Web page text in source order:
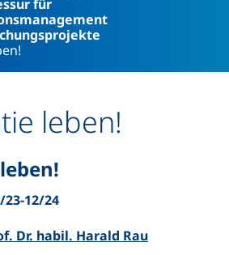
für
leben!
12/24
Dr. habil. Harald Rau